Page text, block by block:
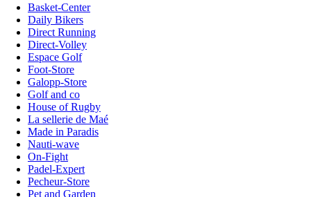
Basket-Center
Daily Bikers
Direct Running
Direct-Volley
Espace Golf
Foot-Store
Galopp-Store
Golf and co
House of Rugby
La sellerie de Maé
Made in Paradis
Nauti-wave
On-Fight
Padel-Expert
Pecheur-Store
Pet and Garden